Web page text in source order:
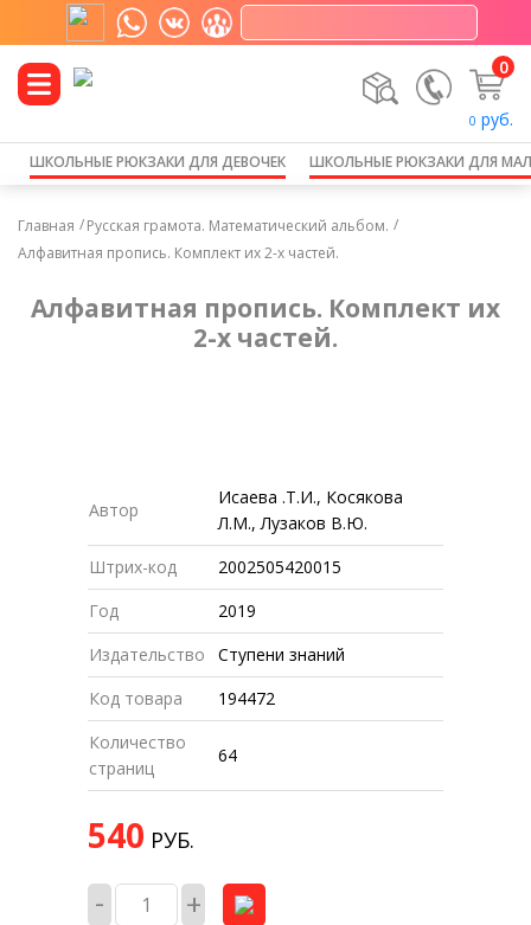
0
0 руб.
ШКОЛЬНЫЕ РЮКЗАКИ ДЛЯ ДЕВОЧЕК ШКОЛЬНЫЕ РЮКЗАКИ ДЛЯ
Главная
Русская грамота. Математический альбом.
Алфавитная пропись. Комплект их 2-х частей.
Алфавитная пропись. Комплект их
2-х частей.
Автор
Исаева .Т.И., Косякова
Л.М., Лузаков В.Ю.
Штрих-код
2002505420015
Год
2019
Издательство
Ступени знаний
Код товара
194472
Количество
страниц
64
540 РУБ.
- +